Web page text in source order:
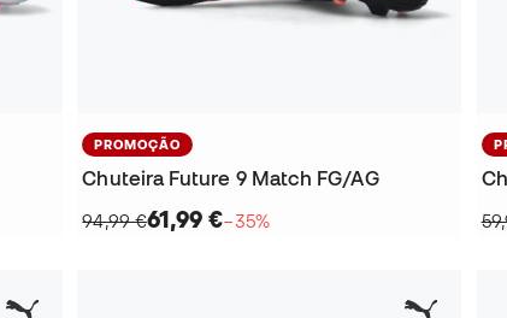
PROMOÇÃO
Chuteira Future 9 Match FG/AG
94,99 €61,99 €−35%